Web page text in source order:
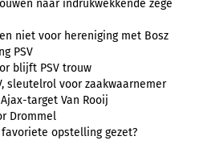
naar indrukwekkende zege
niet voor hereniging met Bosz
PSV
blijft PSV trouw
sleutelrol voor zaakwaarnemer
target Van Rooij
Drommel
opstelling gezet?